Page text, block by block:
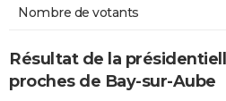
Nombre de votants
Résultat de la
proches de Bay-sur-Aube